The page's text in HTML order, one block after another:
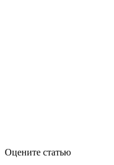
Оцените статью